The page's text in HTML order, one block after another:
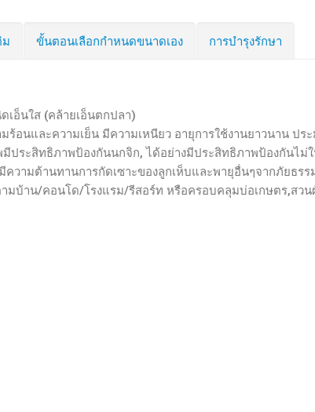
ม ขั้นตอนเลือกกำหนดขนาดเอง การบำรุงรักษา
เอ็นใส (คล้ายเอ็นตกปลา)
ร้อนและความเย็น มีความเหนียว อายุการใช้งานยาวนาน ปร
ประสิทธิภาพป้องกันนกจิก, ได้อย่างมีประสิทธิภาพป้องกันไม่
ความต้านทานการกัดเซาะของลูกเห็บและพายุอื่นๆจากภัยธรร
มบ้าน/คอนโด/โรงแรม/รีสอร์ท หรือครอบคลุมบ่อเกษตร,สวน